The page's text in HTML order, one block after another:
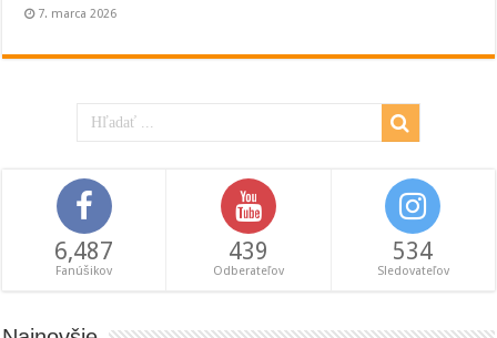
7. marca 2026
6,487
Fanúšikov
439
Odberateľov
534
Sledovateľov